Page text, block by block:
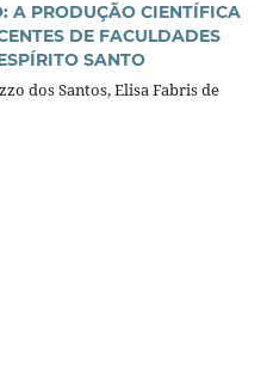
A PRODUÇÃO CIENTÍFICA
DE FACULDADES
SANTO
dos Santos, Elisa Fabris de